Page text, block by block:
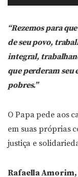
de
“Rezemos para
de seu povo,
integral,
que perderam seu
pobres.”
O Papa pede aos
em suas próprias
justiça e
Rafaella Amorim,